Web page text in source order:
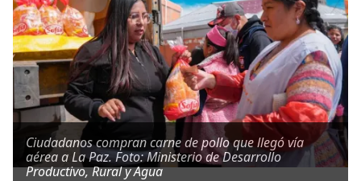
Ciudadanos compran carne de pollo que llegó vía
aérea a La Paz. Foto: Ministerio de Desarrollo
Productivo, Rural y Agua